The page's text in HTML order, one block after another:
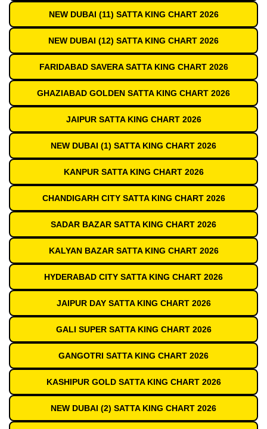
NEW DUBAI (11) SATTA KING CHART 2026
NEW DUBAI (12) SATTA KING CHART 2026
FARIDABAD SAVERA SATTA KING CHART 2026
GHAZIABAD GOLDEN SATTA KING CHART 2026
JAIPUR SATTA KING CHART 2026
NEW DUBAI (1) SATTA KING CHART 2026
KANPUR SATTA KING CHART 2026
CHANDIGARH CITY SATTA KING CHART 2026
SADAR BAZAR SATTA KING CHART 2026
KALYAN BAZAR SATTA KING CHART 2026
HYDERABAD CITY SATTA KING CHART 2026
JAIPUR DAY SATTA KING CHART 2026
GALI SUPER SATTA KING CHART 2026
GANGOTRI SATTA KING CHART 2026
KASHIPUR GOLD SATTA KING CHART 2026
NEW DUBAI (2) SATTA KING CHART 2026